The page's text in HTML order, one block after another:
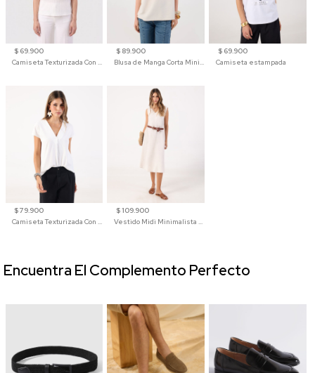
$ 69.900
Camiseta Texturizada Con Hombro Caído Para Mujer
$ 89.900
Blusa de Manga Corta Minimalista para Mujer
$ 69.900
Camiseta estampada
$ 79.900
Camiseta Texturizada Con Cuello En V Para Mujer
$ 109.900
Vestido Midi Minimalista De Silueta Amplia
Encuentra El Complemento Perfecto